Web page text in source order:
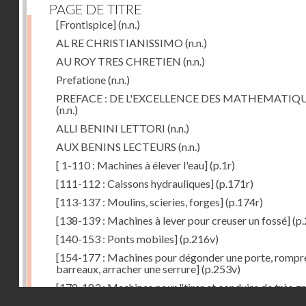
PAGE DE TITRE
[Frontispice](n.n.)
AL RE CHRISTIANISSIMO (n.n.)
AU ROY TRES CHRETIEN (n.n.)
Prefatione(n.n.)
PREFACE : DE L'EXCELLENCE DES
(n.n.)
ALLI BENINI LETTORI (n.n.)
AUX BENINS LECTEURS (n.n.)
[ 1-110 : Machines à élever l'eau](p.1r)
[111-112 : Caissons hydrauliques](p.171r)
[113-137 : Moulins, scieries, forges](p.174r)
[138-139 : Machines à lever pour creuser un fossé]
[140-153 : Ponts mobiles](p.216v)
[154-177 : Machines pour dégonder une porte,
barreaux, arracher une serrure](p.253v)
[178-183 : Machines pour "tirer et conduire de très